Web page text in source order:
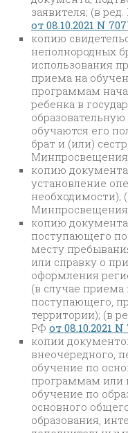
заявителя; (в
от 08.10.2021 N 707
копию
неполнородных
использования
приема на
программам
ребенка в
обучаются его
брат и (или)
копию
установление
необходимости);
копию
поступающего
месту
или справку о
оформления
(в случае
поступающего,
территории); (в
РФ от 08.10.2021 N
копии
внеочередного,
обучение по
программам или
обучение по
основного
образования,